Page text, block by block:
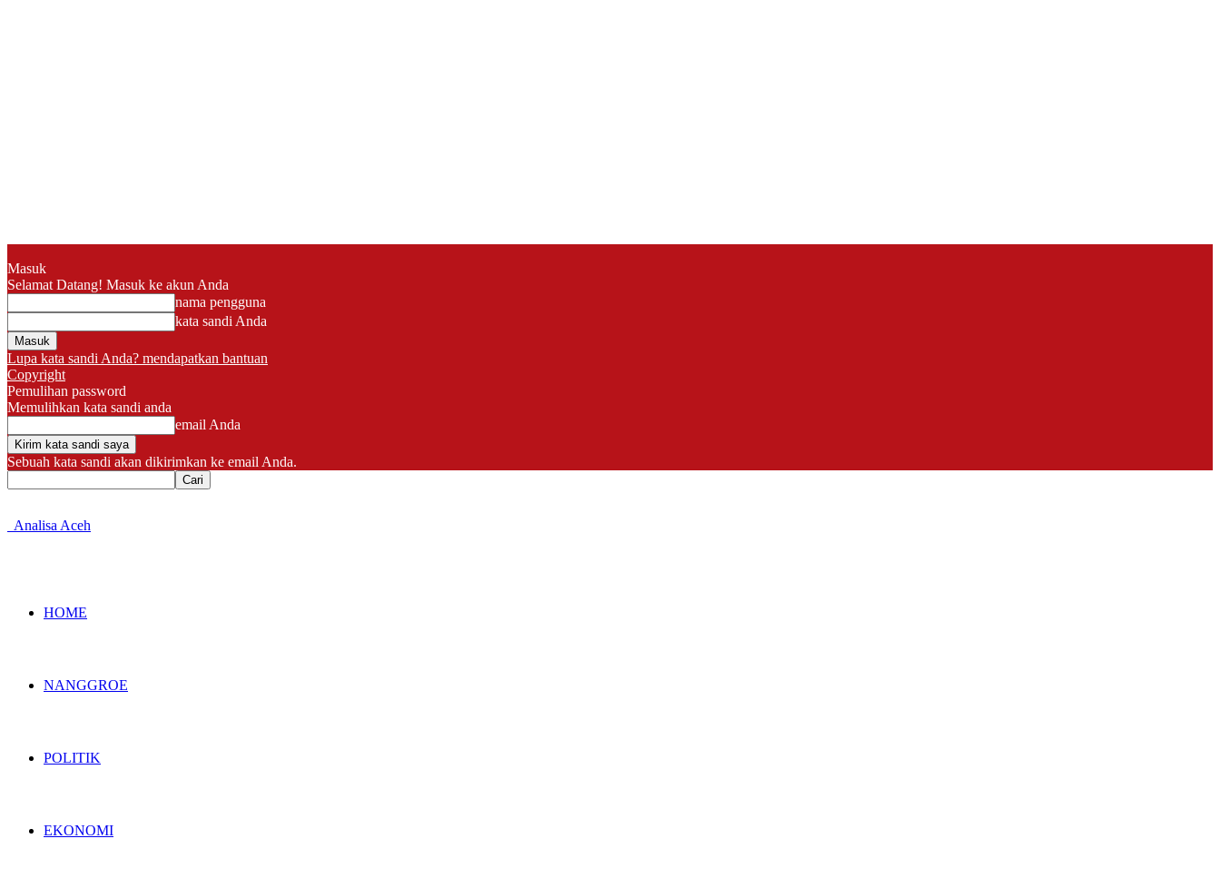
Masuk
Selamat Datang! Masuk ke akun Anda
nama pengguna
kata sandi Anda
Lupa kata sandi Anda? mendapatkan bantuan
Copyright
Pemulihan password
Memulihkan kata sandi anda
email Anda
Sebuah kata sandi akan dikirimkan ke email Anda.
Analisa Aceh
HOME
NANGGROE
POLITIK
EKONOMI